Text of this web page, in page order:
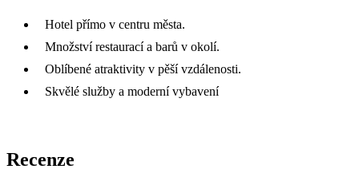
Hotel přímo v centru města.
Množství restaurací a barů v okolí.
Oblíbené atraktivity v pěší vzdálenosti.
Skvělé služby a moderní vybavení
Recenze